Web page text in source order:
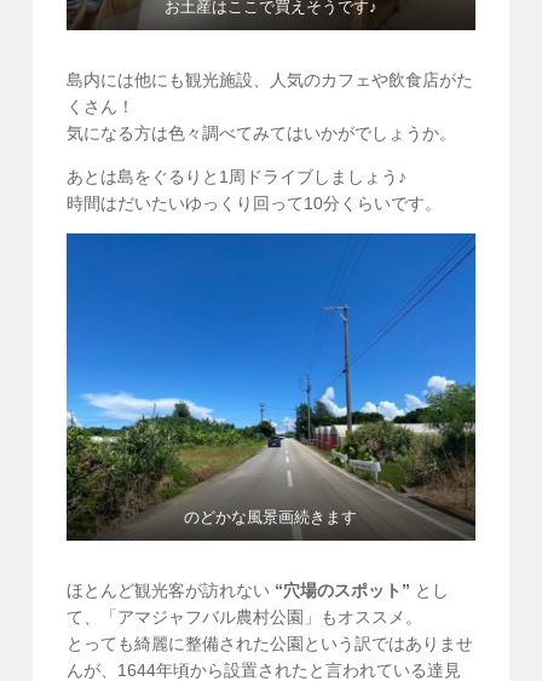
お土産はここで買えそうです♪
島内には他にも観光施設、人気のカフェや飲食店がた
くさん！
気になる方は色々調べてみてはいかがでしょうか。
あとは島をぐるりと1周ドライブしましょう♪
時間はだいたいゆっくり回って10分くらいです。
のどかな風景画続きます
ほとんど観光客が訪れない “穴場のスポット” とし
て、「アマジャフバル農村公園」もオススメ。
とっても綺麗に整備された公園という訳ではありませ
んが、1644年頃から設置されたと言われている達見